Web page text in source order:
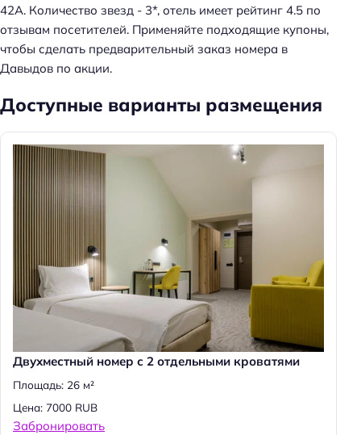
42А. Количество звезд - 3*, отель имеет рейтинг 4.5 по
отзывам посетителей. Применяйте подходящие купоны,
чтобы сделать предварительный заказ номера в
Давыдов по акции.
Доступные варианты размещения
Двухместный номер с 2 отдельными кроватями
Площадь: 26 м²
Цена: 7000 RUB
Забронировать
Н
т
и